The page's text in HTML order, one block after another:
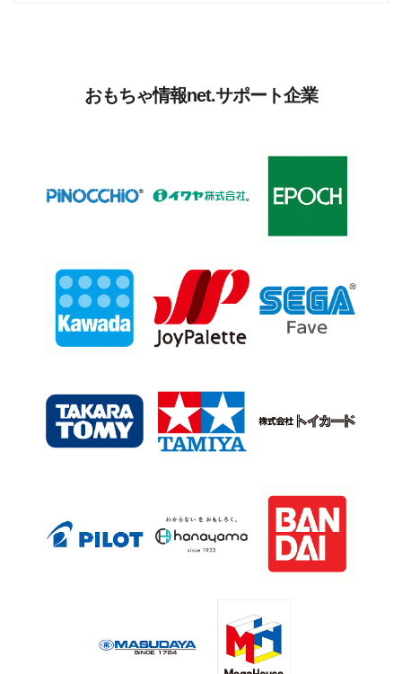
おもちゃ情報net.サポート企業